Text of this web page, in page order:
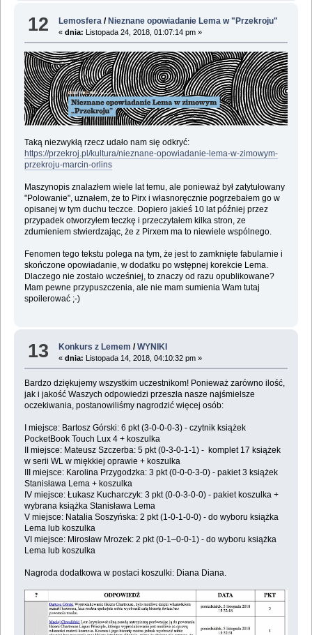
12 Lemosfera /Nieznane opowiadanie Lema w "Przekroju"
«dnia: Listopada 24, 2018, 01:07:14 pm »
Taką niezwykłą rzecz udało nam się odkryć:
https://przekroj.pl/kultura/nieznane-opowiadanie-lema-w-zimowym-
przekroju-marcin-orlins
Maszynopis znalazłem wiele lat temu, ale ponieważ był zatytułowany
"Polowanie", uznałem, że to Pirx i własnoręcznie pogrzebałem go w
opisanej w tym duchu teczce. Dopiero jakieś 10 lat później przez
przypadek otworzyłem teczkę i przeczytałem kilka stron, ze
zdumieniem stwierdzając, że z Pirxem ma to niewiele wspólnego.
Fenomen tego tekstu polega na tym, że jest to zamknięte fabularnie i
skończone opowiadanie, w dodatku po wstępnej korekcie Lema.
Dlaczego nie zostało wcześniej, to znaczy od razu opublikowane?
Mam pewne przypuszczenia, ale nie mam sumienia Wam tutaj
spoilerować ;-)
13 Konkurs z Lemem /WYNIKI
«dnia: Listopada 14, 2018, 04:10:32 pm »
Bardzo dziękujemy wszystkim uczestnikom! Ponieważ zarówno ilość,
jak i jakość Waszych odpowiedzi przeszła nasze najśmielsze
oczekiwania, postanowiliśmy nagrodzić więcej osób:
I miejsce: Bartosz Górski: 6 pkt (3-0-0-0-3) - czytnik książek
PocketBook Touch Lux 4 + koszulka
II miejsce: Mateusz Szczerba: 5 pkt (0-3-0-1-1) - komplet 17 książek
w serii WL w miękkiej oprawie + koszulka
III miejsce: Karolina Przygodzka: 3 pkt (0-0-0-3-0) - pakiet 3 książek
Stanisława Lema + koszulka
IV miejsce: Łukasz Kucharczyk: 3 pkt (0-0-3-0-0) - pakiet koszulka +
wybrana książka Stanisława Lema
V miejsce: Natalia Soszyńska: 2 pkt (1-0-1-0-0) - do wyboru książka
Lema lub koszulka
VI miejsce: Mirosław Mrozek: 2 pkt (0-1–0-0-1) - do wyboru książka
Lema lub koszulka
Nagroda dodatkowa w postaci koszulki: Diana Diana.